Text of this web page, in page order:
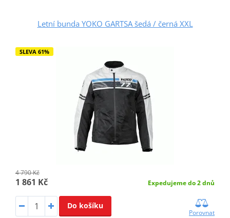
Letní bunda YOKO GARTSA šedá / černá XXL
SLEVA 61%
4 790 Kč
1 861 Kč Expedujeme do 2 dnů
Do košíku
Porovnat